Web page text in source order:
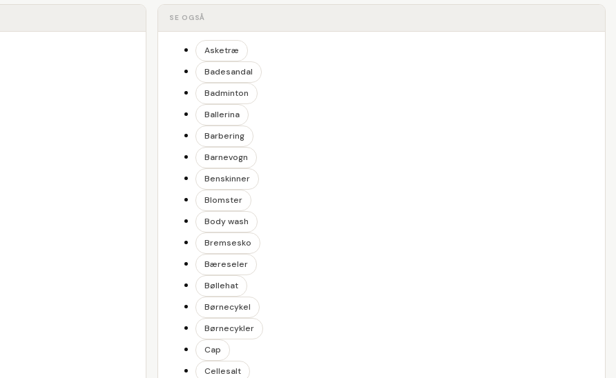
SE OGSÅ
Asketræ
Badesandal
Badminton
Ballerina
Barbering
Barnevogn
Benskinner
Blomster
Body wash
Bremsesko
Bæreseler
Bøllehat
Børnecykel
Børnecykler
Cap
Cellesalt